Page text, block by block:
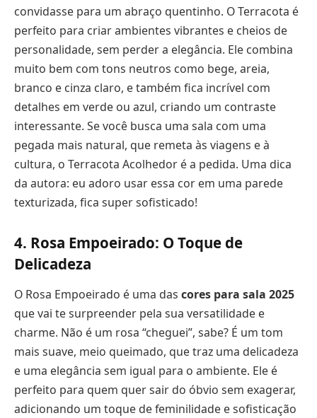
convidasse para um abraço quentinho. O Terracota é
perfeito para criar ambientes vibrantes e cheios de
personalidade, sem perder a elegância. Ele combina
muito bem com tons neutros como bege, areia,
branco e cinza claro, e também fica incrível com
detalhes em verde ou azul, criando um contraste
interessante. Se você busca uma sala com uma
pegada mais natural, que remeta às viagens e à
cultura, o Terracota Acolhedor é a pedida. Uma dica
da autora: eu adoro usar essa cor em uma parede
texturizada, fica super sofisticado!
4. Rosa Empoeirado: O Toque de
Delicadeza
O Rosa Empoeirado é uma das cores para sala 2025
que vai te surpreender pela sua versatilidade e
charme. Não é um rosa “cheguei”, sabe? É um tom
mais suave, meio queimado, que traz uma delicadeza
e uma elegância sem igual para o ambiente. Ele é
perfeito para quem quer sair do óbvio sem exagerar,
adicionando um toque de feminilidade e sofisticação